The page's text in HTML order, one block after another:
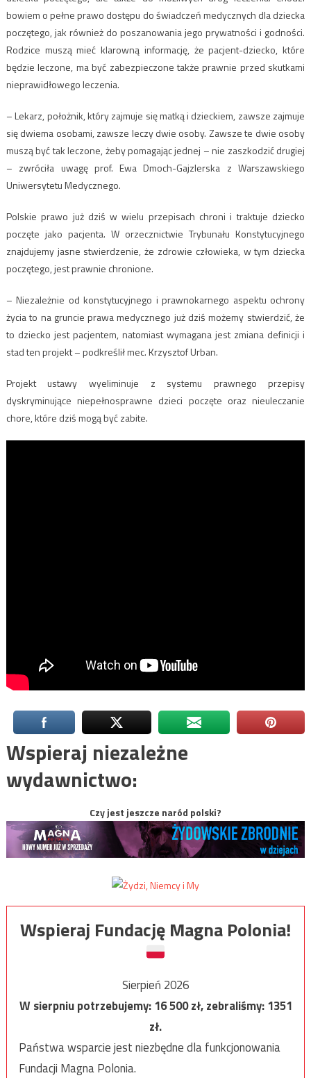
bowiem o pełne prawo dostępu do świadczeń medycznych dla dziecka
poczętego, jak również do poszanowania jego prywatności i godności.
Rodzice muszą mieć klarowną informację, że pacjent-dziecko, które
będzie leczone, ma być zabezpieczone także prawnie przed skutkami
nieprawidłowego leczenia.
– Lekarz, położnik, który zajmuje się matką i dzieckiem, zawsze zajmuje
się dwiema osobami, zawsze leczy dwie osoby. Zawsze te dwie osoby
muszą być tak leczone, żeby pomagając jednej – nie zaszkodzić drugiej
– zwróciła uwagę prof. Ewa Dmoch-Gajzlerska z Warszawskiego
Uniwersytetu Medycznego.
Polskie prawo już dziś w wielu przepisach chroni i traktuje dziecko
poczęte jako pacjenta. W orzecznictwie Trybunału Konstytucyjnego
znajdujemy jasne stwierdzenie, że zdrowie człowieka, w tym dziecka
poczętego, jest prawnie chronione.
– Niezależnie od konstytucyjnego i prawnokarnego aspektu ochrony
życia to na gruncie prawa medycznego już dziś możemy stwierdzić, że
to dziecko jest pacjentem, natomiast wymagana jest zmiana definicji i
stad ten projekt – podkreślił mec. Krzysztof Urban.
Projekt ustawy wyeliminuje z systemu prawnego przepisy
dyskryminujące niepełnosprawne dzieci poczęte oraz nieuleczanie
chore, które dziś mogą być zabite.
Wspieraj niezależne
wydawnictwo:
Czy jest jeszcze naród polski?
Wspieraj Fundację Magna Polonia!
Sierpień 2026
W sierpniu potrzebujemy:16 500zł, zebraliśmy:1351
zł.
Państwa wsparcie jest niezbędne dla funkcjonowania
Fundacji Magna Polonia.